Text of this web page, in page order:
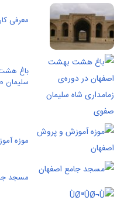
معرفی
باغ
سلیمان
موزه
مسجد